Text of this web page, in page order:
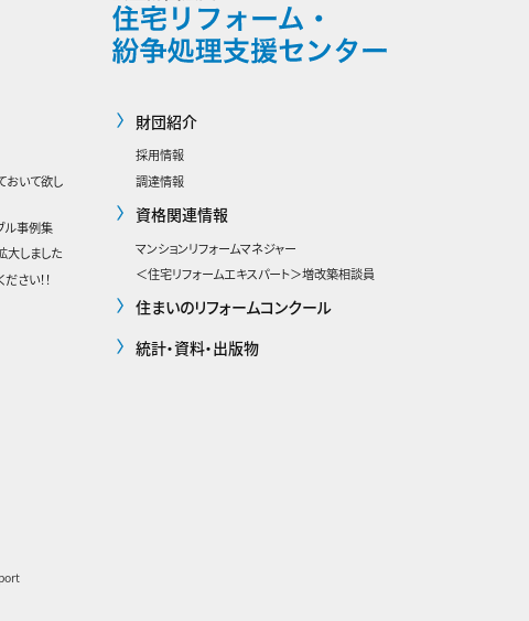
おいて欲し
ル事例集
しました
さい！！
財団紹介
採用情報
調達情報
資格関連情報
マンションリフォームマネジャー
＜住宅リフォームエキスパート＞増改築相談員
住まいのリフォームコンクール
統計・資料・出版物